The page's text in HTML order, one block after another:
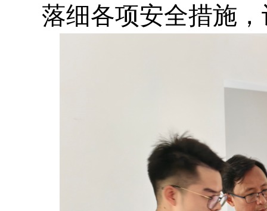
落细各项安全措施